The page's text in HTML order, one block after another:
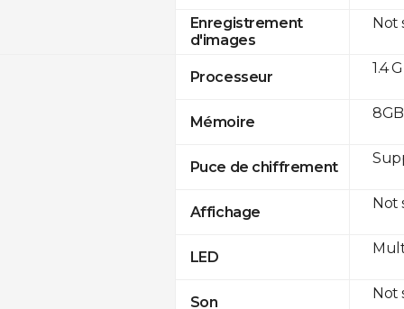
Enregistrement
d'images
Processeur
Mémoire
Puce de chiffrement
Affichage
LED
Son
Not
1.4
Not
Not